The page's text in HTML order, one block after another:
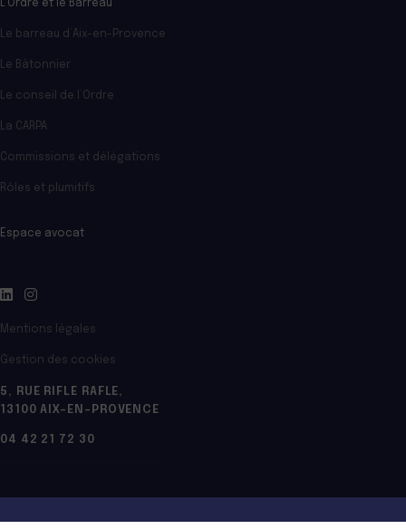
L’Ordre et le Barreau
Le barreau d’Aix-en-Provence
Le Bâtonnier
Le conseil de l’Ordre
La CARPA
Commissions et délégations
Rôles et plumitifs
Espace avocat
Mentions légales
Gestion des cookies
5, RUE RIFLE RAFLE,
13100 AIX-EN-PROVENCE
04 42 21 72 30